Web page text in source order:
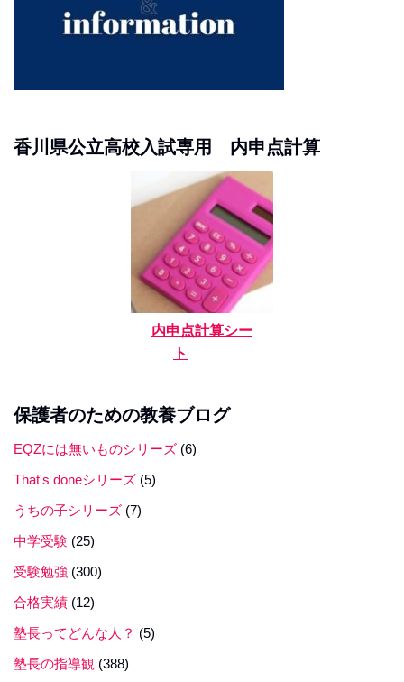
香川県公立高校入試専用 内申点計算
内申点計算シー
ト
保護者のための教養ブログ
EQZには無いものシリーズ (6)
That's doneシリーズ (5)
うちの子シリーズ (7)
中学受験 (25)
受験勉強 (300)
合格実績 (12)
塾長ってどんな人？ (5)
塾長の指導観 (388)